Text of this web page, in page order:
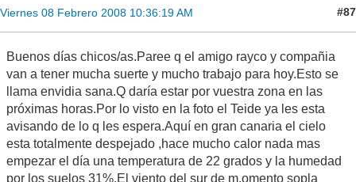
Viernes 08 Febrero 2008 10:36:19 AM #87
Buenos días chicos/as.Paree q el amigo rayco y compañia
van a tener mucha suerte y mucho trabajo para hoy.Esto se
llama envidia sana.Q daría estar por vuestra zona en las
próximas horas.Por lo visto en la foto el Teide ya les esta
avisando de lo q les espera.Aquí en gran canaria el cielo
esta totalmente despejado ,hace mucho calor nada mas
empezar el día una temperatura de 22 grados y la humedad
por los suelos 31%.El viento del sur de m,omento sopla